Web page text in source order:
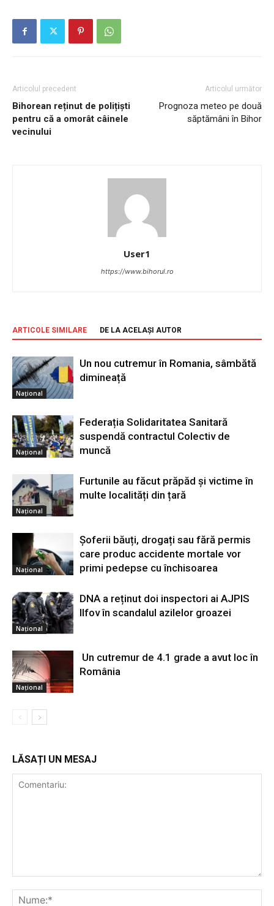
Articolul precedent
Bihorean reținut de polițiști
pentru că a omorât câinele
vecinului
Articolul următor
Prognoza meteo pe două
săptămâni în Bihor
User1
https://www.bihorul.ro
ARTICOLE SIMILARE DE LA ACELAȘI AUTOR
Național
Un nou cutremur în Romania, sâmbătă
dimineață
Național
Federația Solidaritatea Sanitară
suspendă contractul Colectiv de
muncă
Național
Furtunile au făcut prăpăd și victime în
multe localități din țară
Național
Șoferii băuți, drogați sau fără permis
care produc accidente mortale vor
primi pedepse cu închisoarea
Național
DNA a reținut doi inspectori ai AJPIS
Ilfov în scandalul azilelor groazei
Național
Un cutremur de 4.1 grade a avut loc în
România
LĂSAȚI UN MESAJ